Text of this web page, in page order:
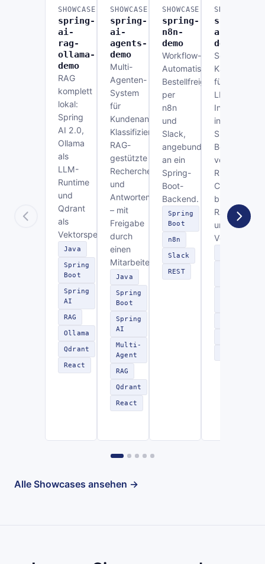
SHOWCASE
spring-
ai-
rag-
ollama-
demo
RAG
komplett
lokal:
Spring
AI 2.0,
Ollama
als
LLM-
Runtime
und
Qdrant
als
Vektorspeicher.
Java
Spring
Boot
Spring
AI
RAG
Ollama
Qdrant
React
SHOWCASE
spring-
ai-
agents-
demo
Multi-
Agenten-
System
für
Kundenanfragen:
Klassifizierung,
RAG-
gestützte
Recherche
und
Antwortentwurf
– mit
Freigabe
durch
einen
Mitarbeiter.
Java
Spring
Boot
Spring
AI
Multi-
Agent
RAG
Qdrant
React
SHOWCASE
spring-
n8n-
demo
Workflow-
Automatisierung:
Bestellfreigabe
per
n8n
und
Slack,
angebunden
an ein
Spring-
Boot-
Backend.
Spring
Boot
n8n
Slack
REST
SHOWCASE
spring-
ai-
demo
Sechs
Kanäle
für
LLM-
Integration
in
Spring
Boot –
von
REST-
Chat
bis
RAG
und
Alle Showcases ansehen →